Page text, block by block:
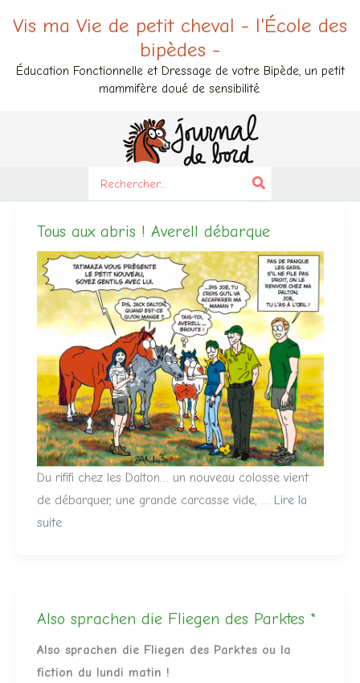
Vis ma Vie de petit cheval - l'École des
bipèdes -
Éducation Fonctionnelle et Dressage de votre Bipède, un petit
mammifère doué de sensibilité.
for:
Tous aux abris ! Averell débarque
Du rififi chez les Dalton… un nouveau colosse vient
de débarquer, une grande carcasse vide, … Lire la
suite
Also sprachen die Fliegen des Parktes *
Also sprachen die Fliegen des Parktes ou la
fiction du lundi matin !